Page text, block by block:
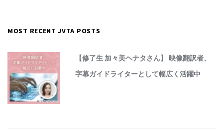
MOST RECENT JVTA POSTS
【修了生 加々美ヘナタさん】 映像翻訳者、
字幕ガイドライターとして幅広く活躍中